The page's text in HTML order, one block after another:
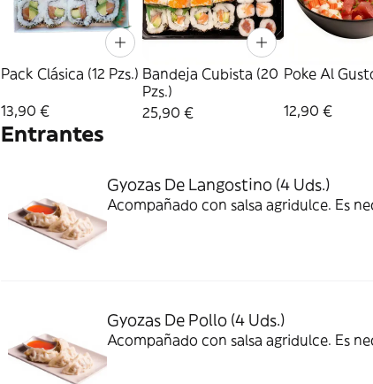
Pack Clásica (12 Pzs.)
13,90 €
Bandeja Cubista (20
Pzs.)
25,90 €
Poke Al
12,90 €
Entrantes
Gyozas De Langostino (4 Uds.)
Acompañado con salsa agridulce. Es
Gyozas De Pollo (4 Uds.)
Acompañado con salsa agridulce. Es